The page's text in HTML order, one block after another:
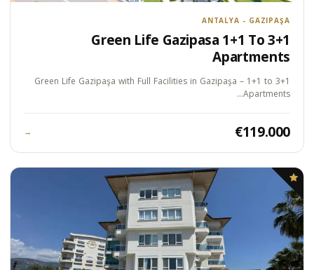
ANTALYA - GAZIPAŞA
Green Life Gazipasa 1+1 To 3+1
Apartments
Green Life Gazipaşa with Full Facilities in Gazipaşa – 1+1 to 3+1
Apartments…
€119.000
→